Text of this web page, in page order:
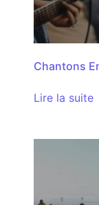
Chantons
Lire la suite